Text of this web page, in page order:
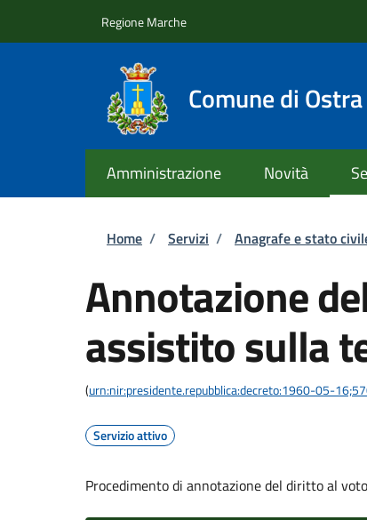
Regione Marche
Comune di Ostra
Amministrazione Novità
Briciole di pane
Home / Servizi / Anagrafe e stato
Annotazione
assistito sulla
(urn:nir:presidente.repubblica:decreto:1960-05-
Servizio attivo
Procedimento di annotazione del diritto al